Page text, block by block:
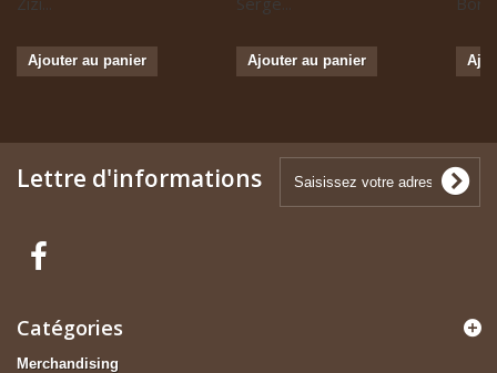
Ajouter au panier Ajouter au panier
Lettre d'informations
Catégories
Merchandising